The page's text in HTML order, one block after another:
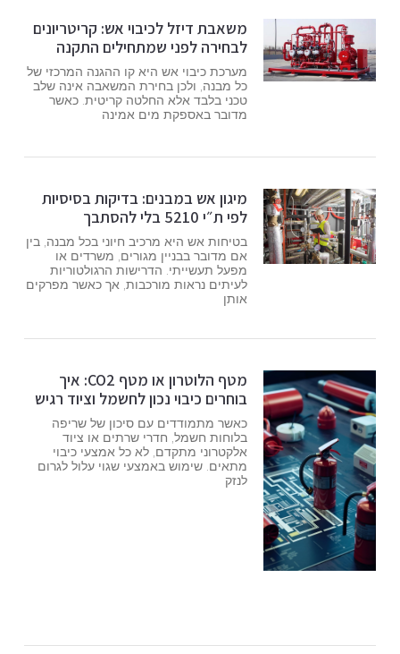
משאבת דיזל לכיבוי אש: קריטריונים
לבחירה לפני שמתחילים התקנה
מערכת כיבוי אש היא קו ההגנה המרכזי של
כל מבנה, ולכן בחירת המשאבה אינה שלב
טכני בלבד אלא החלטה קריטית. כאשר
מדובר באספקת מים אמינה
מיגון אש במבנים: בדיקות בסיסיות
לפי ת״י 5210 בלי להסתבך
בטיחות אש היא מרכיב חיוני בכל מבנה, בין
אם מדובר בבניין מגורים, משרדים או
מפעל תעשייתי. הדרישות הרגולטוריות
לעיתים נראות מורכבות, אך כאשר מפרקים
אותן
מטף הלוטרון או מטף CO2: איך
בוחרים כיבוי נכון לחשמל וציוד רגיש
כאשר מתמודדים עם סיכון של שריפה
בלוחות חשמל, חדרי שרתים או ציוד
אלקטרוני מתקדם, לא כל אמצעי כיבוי
מתאים. שימוש באמצעי שגוי עלול לגרום
לנזק